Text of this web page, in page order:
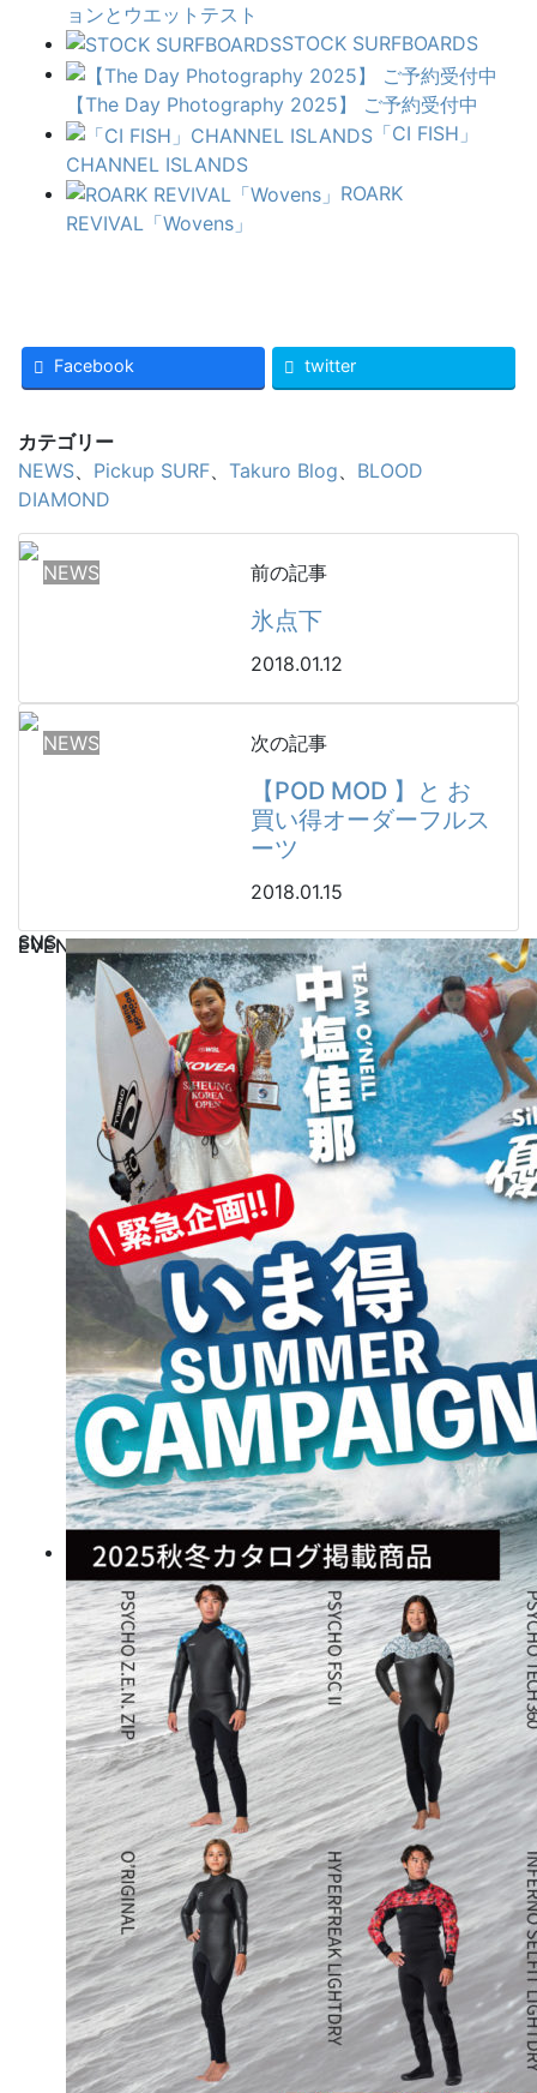
ョンとウエットテスト
STOCK SURFBOARDS
【The Day Photography 2025】 ご予約受付中
「CI FISH」
CHANNEL ISLANDS
ROARK
REVIVAL「Wovens」
Facebook twitter
カテゴリー
NEWS、 Pickup SURF、 Takuro Blog、 BLOOD
DIAMOND
NEWS 前の記事
氷点下
2018.01.12
NEWS 次の記事
【POD MOD 】と お
買い得オーダーフルス
ーツ
2018.01.15
SNS
EVENT